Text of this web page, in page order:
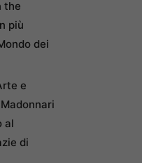
the
più
dei
e
al
di